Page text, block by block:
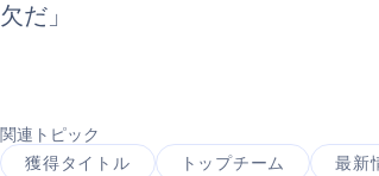
欠だ」
関連トピック
獲得タイトル
トップチーム 最新